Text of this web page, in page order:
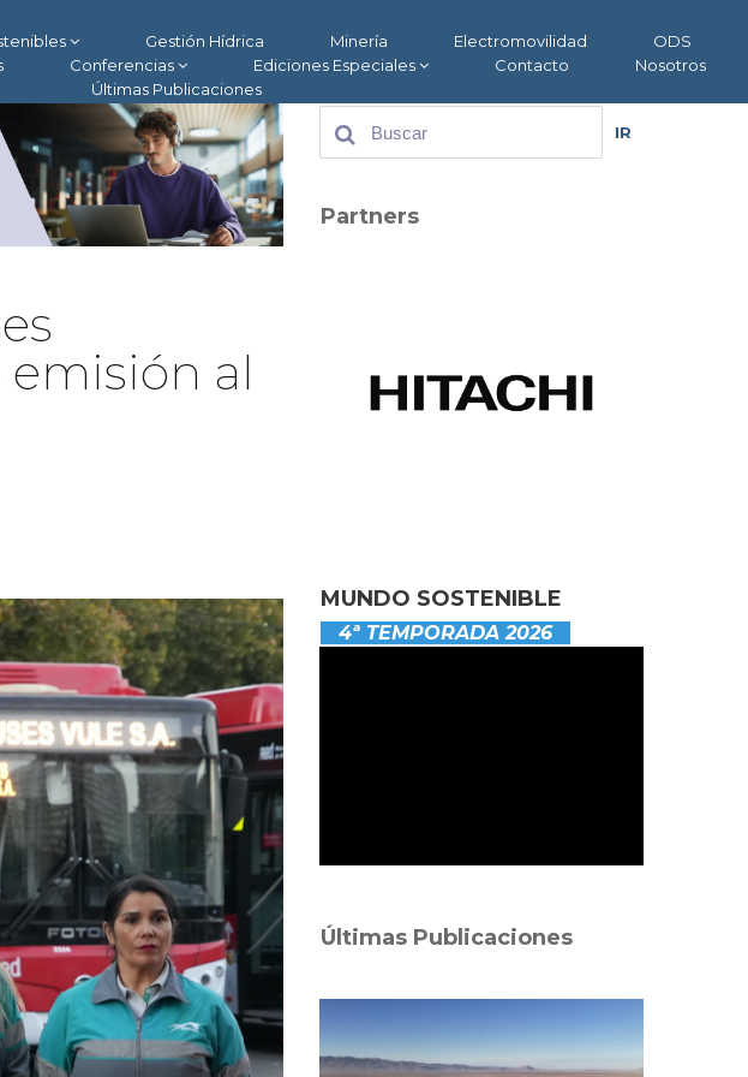
Gestión Hídrica Minería Electromovilidad
ODS
Conferencias Ediciones Especiales Contacto
Nosotros
Últimas Publicaciones
emisión al
IR
Partners
MUNDO SOSTENIBLE
4ª TEMPORADA 2026
Últimas Publicaciones